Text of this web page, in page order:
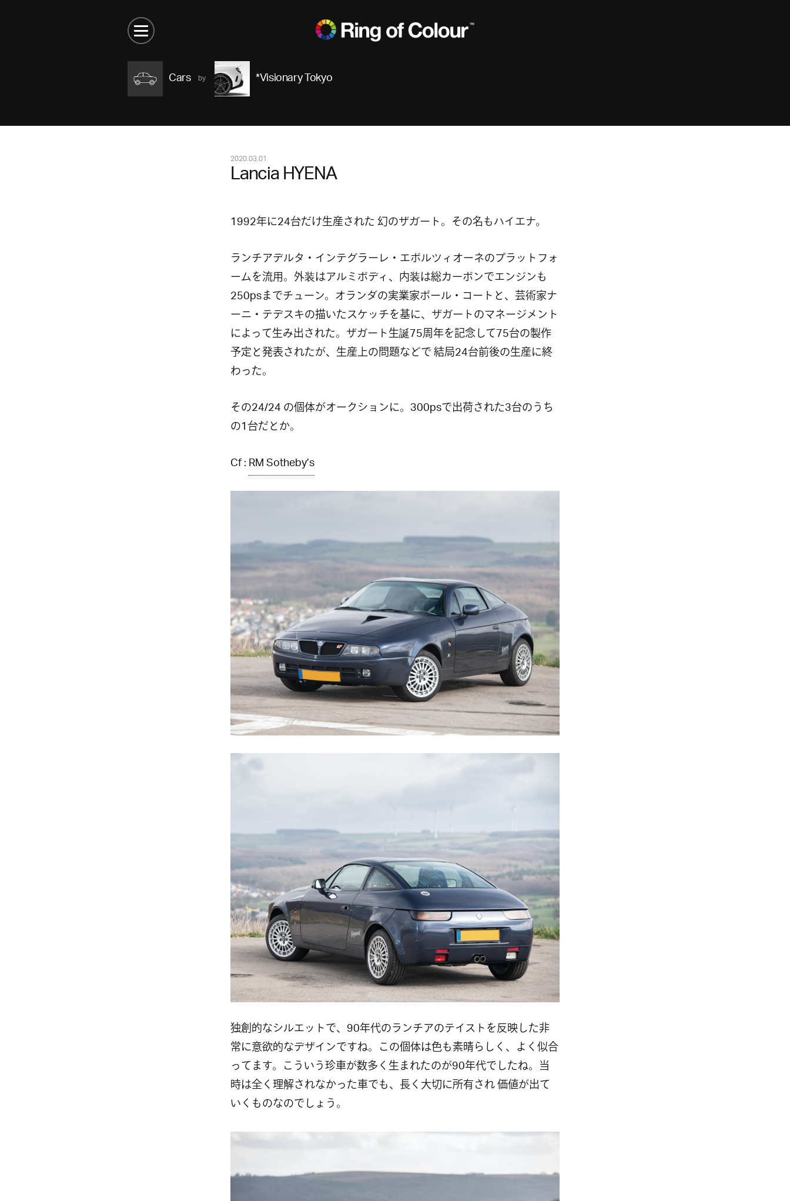
Cars *Visionary Tokyo
2020.03.01
Lancia HYENA
1992年に24台だけ生産された 幻のザガート。その名もハイエナ。
ランチアデルタ・インテグラーレ・エボルツィオーネのプラットフォ
ームを流用。外装はアルミボディ、内装は総カーボンでエンジンも
250psまでチューン。オランダの実業家ポール・コートと、芸術家ナ
ーニ・テデスキの描いたスケッチを基に、ザガートのマネージメント
によって生み出された。ザガート生誕75周年を記念して75台の製作
予定と発表されたが、生産上の問題などで 結局24台前後の生産に終
わった。
その24/24 の個体がオークションに。300psで出荷された3台のうち
の1台だとか。
Cf :RM Sotheby’s
独創的なシルエットで、90年代のランチアのテイストを反映した非
常に意欲的なデザインですね。この個体は色も素晴らしく、よく似合
ってます。こういう珍車が数多く生まれたのが90年代でしたね。当
時は全く理解されなかった車でも、長く大切に所有され 価値が出て
いくものなのでしょう。